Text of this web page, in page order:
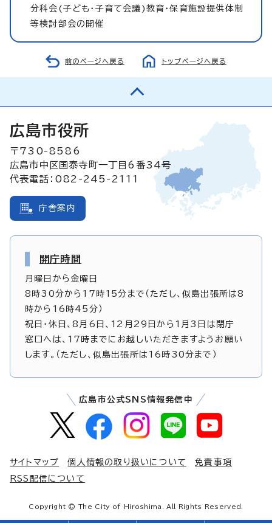
分科会(子ども・子育て会議)教育・保育施設提供体制
等検討部会の開催
前のページへ戻る トップページへ戻る
広島市役所
〒730-8586
広島市中区国泰寺町一丁目6番34号
代表電話：082-245-2111
庁舎案内
開庁時間
月曜日から金曜日
8時30分から17時15分まで（ただし、似島出張所は8
時から16時45分）
祝日・休日、8月6日、12月29日から1月3日は閉庁
窓口へは、17時までにお越しいただきますようお願い
します。（ただし、似島出張所は16時30分まで）
広島市公式SNS情報発信中
サイトマップ 個人情報の取り扱いについて
免責事項
RSS配信について
Copyright © The City of Hiroshima. All Rights Reserved.